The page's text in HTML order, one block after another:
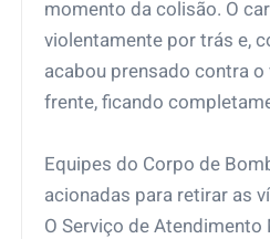
momento da colisão. O
violentamente por trás e,
acabou prensado contra o
frente, ficando
Equipes do Corpo de
acionadas para retirar as
O Serviço de Atendimento